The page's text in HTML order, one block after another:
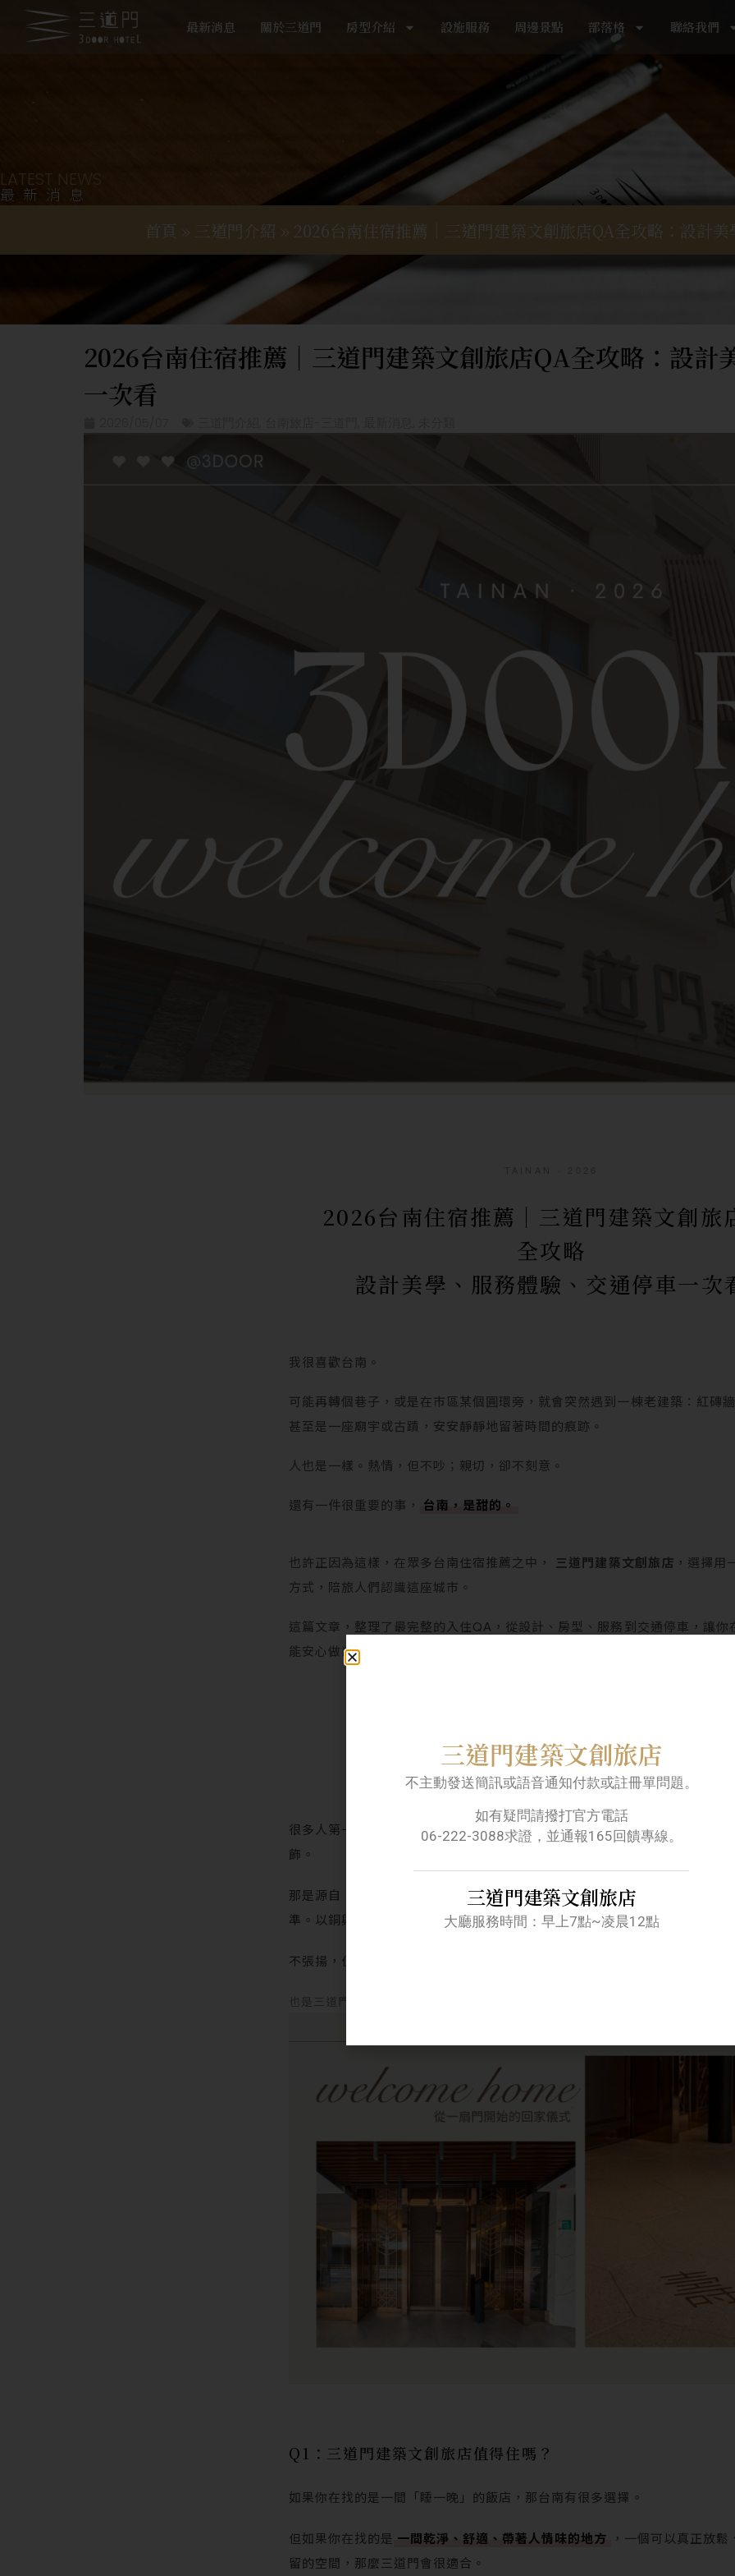
最新消息 關於三道門 房型介紹 設施服務 周邊景點 部落格 聯絡我們
LATEST NEWS
最新消息
首頁 » 三道門介紹 » 2026台南住宿推薦｜三道門建築文創旅店QA全攻略：設計
2026台南住宿推薦｜三道門建築文創旅店QA全攻略：設計
一次看
2026台南住宿推薦｜三道門建築文創旅
全攻略
設計美學、服務體驗、交通停車一次
我很喜歡台南。
可能再轉個巷子，或是在市區某個圓環旁，就會突然遇到一棟老建築：紅磚
甚至是一座廟宇或古蹟，安安靜靜地留著時間的痕跡。
人也是一樣。熱情，但不吵；親切，卻不刻意。
還有一件很重要的事， 台南，是甜的。
也許正因為這樣，在眾多台南住宿推薦之中， 三道門建築文創旅店 ，選擇用
方式，陪旅人們認識這座城市。
這篇文章，整理了最完整的入住QA，從設計、房型、服務到交通停車，讓你
能安心做出選擇。
從一扇門開始的回家儀式
很多人第一次來，會在門口停下腳步。腳下那片低調卻細緻的六角地磚，其
飾。
那是源自「明園」概念的設計，六角如龜殼，象徵富貴與長壽，在過去，是
準。以銅與金描繪地面，門框則使用玫瑰銅打造。
不張揚，但當你走進來，就能感受到那份細膩。 這是一種「外隱內顯」的設
也是三道門，給你的第一個印象。
Q1：三道門建築文創旅店值得住嗎？
如果你在找的是一間「睡一晚」的飯店，那台南有很多選擇。
但如果你在找的是 一間乾淨、舒適、帶著人情味的地方 ，一個可以真正放鬆
留的空間，那麼三道門會很適合。
三道門建築文創旅店
不主動發送簡訊或語音通知付款或註冊單問題。
如有疑問請撥打官方電話
06-222-3088求證，並通報165回饋專線。
三道門建築文創旅店
大廳服務時間：早上7點~凌晨12點